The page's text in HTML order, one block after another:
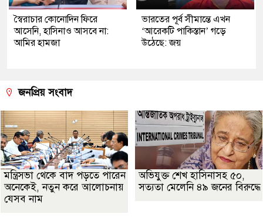
স্বৈরাচার কোনোদিন ফিরে
আসেনি, হাসিনাও আসবে না:
আমির হামজা
ভারতের পূর্ব সীমান্তে এখন
‘আরেকটি পাকিস্তান’ গড়ে
উঠেছে: জয়
জনপ্রিয় সংবাদ
মন্ত্রিসভা থেকে বাদ পড়তে পারেন
অনেকেই, নতুন করে আলোচনায়
যেসব নাম
অভিযুক্ত শেখ হাসিনাসহ ৫০,
সত্যতা মেলেনি ৪৯ জনের বিরুদ্ধে